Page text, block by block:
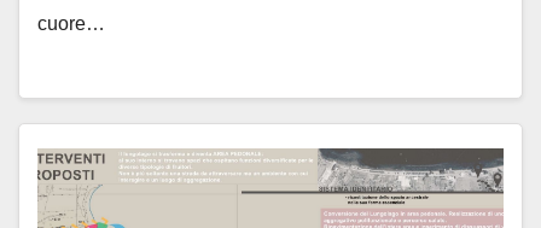
cuore…